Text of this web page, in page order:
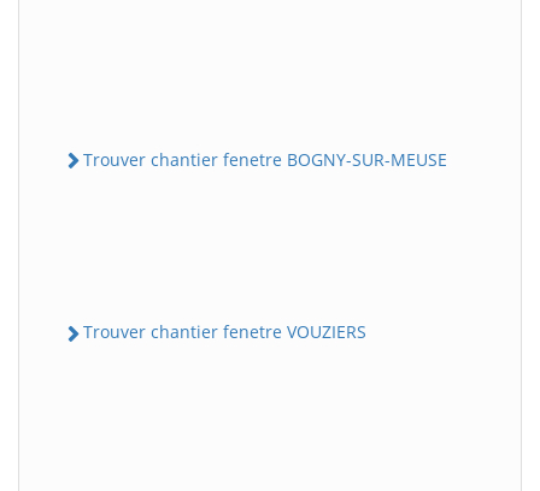
Trouver chantier fenetre BOGNY-SUR-MEUSE
Trouver chantier fenetre VOUZIERS